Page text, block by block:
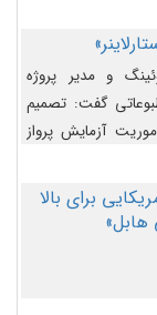
و مدیر پروژه
گفت: تصمیم
آزمایش پرواز
برای بالا
هابل»